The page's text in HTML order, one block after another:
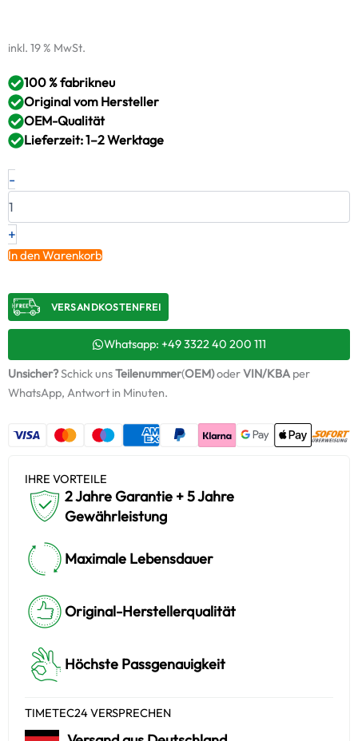
inkl. 19 % MwSt.
100 % fabrikneu
Original vom Hersteller
OEM-Qualität
Lieferzeit: 1–2 Werktage
-
Neuer
Original
2.0
N
–
/
5012401020
Menge
+
In den Warenkorb
VERSANDKOSTENFREI​
Whatsapp: +49 3322 40 200 111
Unsicher?Schick unsTeilenummer(OEM)oderVIN/KBAper
WhatsApp, Antwort in Minuten.
IHRE VORTEILE
2 Jahre Garantie + 5 Jahre
Gewährleistung
Maximale Lebensdauer
Original-Herstellerqualität
Höchste Passgenauigkeit
TIMETEC24 VERSPRECHEN